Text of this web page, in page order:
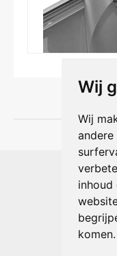
Wij
Wij
inhoud
komen.
E-